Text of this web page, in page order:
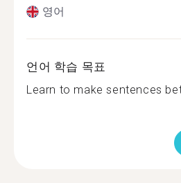
영어
언어 학습 목표
Learn to make sentences